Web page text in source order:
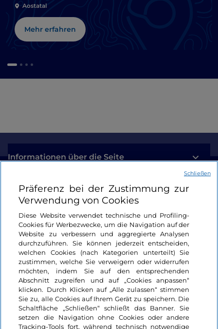
Aostatal
Mehr erfahren
Informationen über die Seite
Nützliche Links
Login
Bleiben wir in Kontakt
Präferenz bei der Zustimmung zur
Verwendung von Cookies
Diese Website verwendet technische und Profiling-
Cookies für Werbezwecke, um die Navigation auf der
Website zu verbessern und aggregierte Analysen
durchzuführen. Sie können jederzeit entscheiden,
welchen Cookies (nach Kategorien unterteilt) Sie
zustimmen, welche Sie verweigern oder widerrufen
möchten, indem Sie auf den entsprechenden
Abschnitt zugreifen und auf „Cookies anpassen“
klicken. Durch Klicken auf „Alle zulassen“ stimmen
Sie zu, alle Cookies auf Ihrem Gerät zu speichern. Die
Schaltfläche „Schließen“ schließt das Banner. Sie
setzen die Navigation ohne Cookies oder andere
Tracking-Tools fort, während technisch notwendige
Schließen